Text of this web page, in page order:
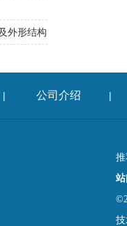
外形结构
| 公司介绍 |